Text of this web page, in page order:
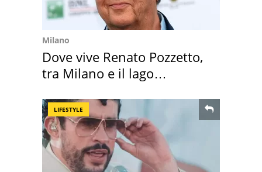
Milano
Dove vive Renato Pozzetto,
tra Milano e il lago
LIFESTYLE